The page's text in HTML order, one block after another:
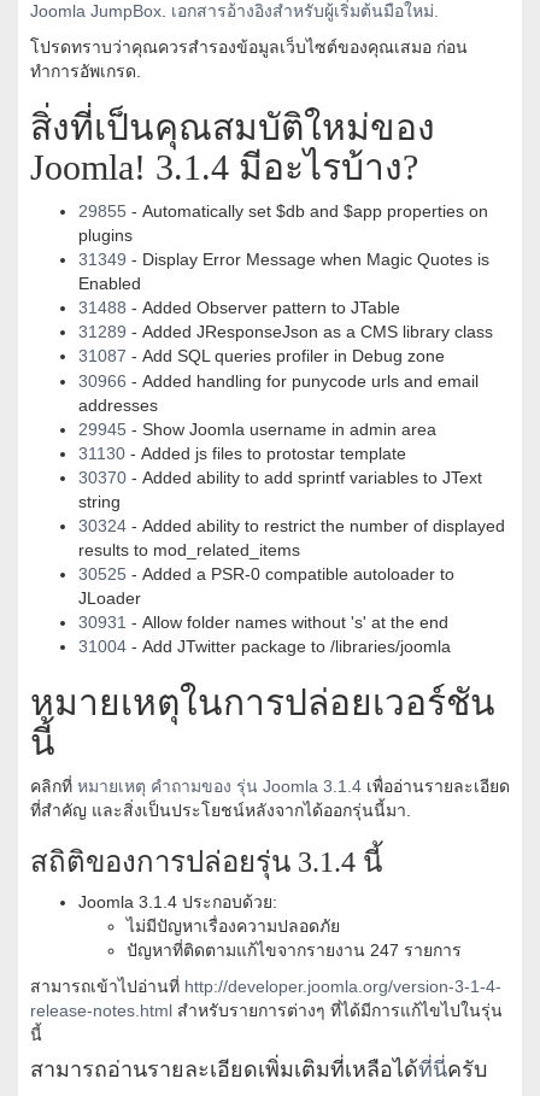
Joomla JumpBox. เอกสารอ้างอิงสำหรับผู้เริ่มต้นมือใหม่.
โปรดทราบว่าคุณควรสำรองข้อมูลเว็บไซต์ของคุณเสมอ ก่อน
ทำการอัพเกรด.
สิ่งที่เป็นคุณสมบัติใหม่ของ
Joomla! 3.1.4 มีอะไรบ้าง?
29855 - Automatically set $db and $app properties on
plugins
31349 - Display Error Message when Magic Quotes is
Enabled
31488 - Added Observer pattern to JTable
31289 - Added JResponseJson as a CMS library class
31087 - Add SQL queries profiler in Debug zone
30966 - Added handling for punycode urls and email
addresses
29945 - Show Joomla username in admin area
31130 - Added js files to protostar template
30370 - Added ability to add sprintf variables to JText
string
30324 - Added ability to restrict the number of displayed
results to mod_related_items
30525 - Added a PSR-0 compatible autoloader to
JLoader
30931 - Allow folder names without 's' at the end
31004 - Add JTwitter package to /libraries/joomla
หมายเหตุในการปล่อยเวอร์ชัน
นี้
คลิกที่ หมายเหตุ คำถามของ รุ่น Joomla 3.1.4 เพื่ออ่านรายละเอียด
ที่สำคัญ และสิ่งเป็นประโยชน์หลังจากได้ออกรุ่นนี้มา.
สถิติของการปล่อยรุ่น 3.1.4 นี้
Joomla 3.1.4 ประกอบด้วย:
ไม่มีปัญหาเรื่องความปลอดภัย
ปัญหาที่ติดตามแก้ไขจากรายงาน 247 รายการ
สามารถเข้าไปอ่านที่ http://developer.joomla.org/version-3-1-4-
release-notes.html สำหรับรายการต่างๆ ที่ได้มีการแก้ไขไปในรุ่น
นี้
สามารถอ่านรายละเอียดเพิ่มเติมที่เหลือได้ที่นี่ครับ